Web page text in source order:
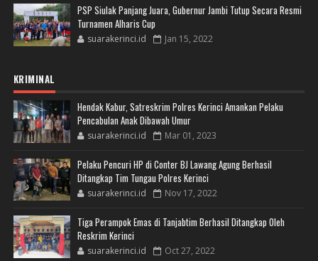
PSP Siulak Panjang Juara, Gubernur Jambi Tutup Secara Resmi
Turnamen Alharis Cup
suarakerinci.id Jan 15, 2022
KRIMINAL
Hendak Kabur, Satreskrim Polres Kerinci Amankan Pelaku
Pencabulan Anak Dibawah Umur
suarakerinci.id Mar 01, 2023
Pelaku Pencuri HP di Conter BJ Lawang Agung Berhasil
Ditangkap Tim Tungau Polres Kerinci
suarakerinci.id Nov 17, 2022
Tiga Perampok Emas di Tanjabtim Berhasil Ditangkap Oleh
Reskrim Kerinci
suarakerinci.id Oct 27, 2022